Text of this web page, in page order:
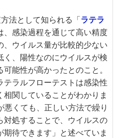
法として知られる「ラテラ
、感染過程を通じて高い精度
ウイルス量が比較的少ない
、陽性なのにウイルスが検
能性が高かったとのこと。
ラルフローテストは感染性
関していることがわかりま
悪くても、正しい方法で繰り
処することで、ウイルスの
待できます」と述べていま